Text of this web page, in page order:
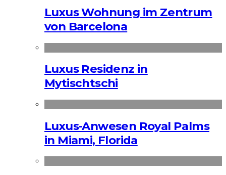
Luxus Wohnung im Zentrum
von Barcelona
Luxus Residenz in
Mytischtschi
Luxus-Anwesen Royal Palms
in Miami, Florida